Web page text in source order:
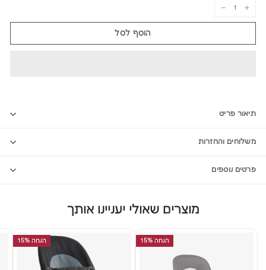
הוסף לסל
תיאור פריט
משלוחים והחזרות
פרטים נוספים
מוצרים שאולי יעניינו אותך
הנחה 15% הנחה 15%